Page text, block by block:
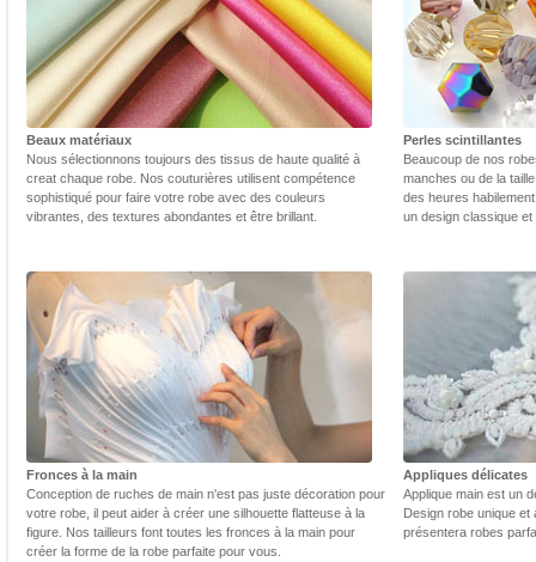
Beaux matériaux
Nous sélectionnons toujours des tissus de haute qualité à
creat chaque robe. Nos couturières utilisent compétence
sophistiqué pour faire votre robe avec des couleurs
vibrantes, des textures abondantes et être brillant.
Perles scintillantes
Beaucoup de nos
manches ou de la
des heures
un design classique
Fronces à la main
Conception de ruches de main n'est pas juste décoration pour
votre robe, il peut aider à créer une silhouette flatteuse à la
figure. Nos tailleurs font toutes les fronces à la main pour
créer la forme de la robe parfaite pour vous.
Appliques délicates
Applique main est un
Design robe unique
présentera robes